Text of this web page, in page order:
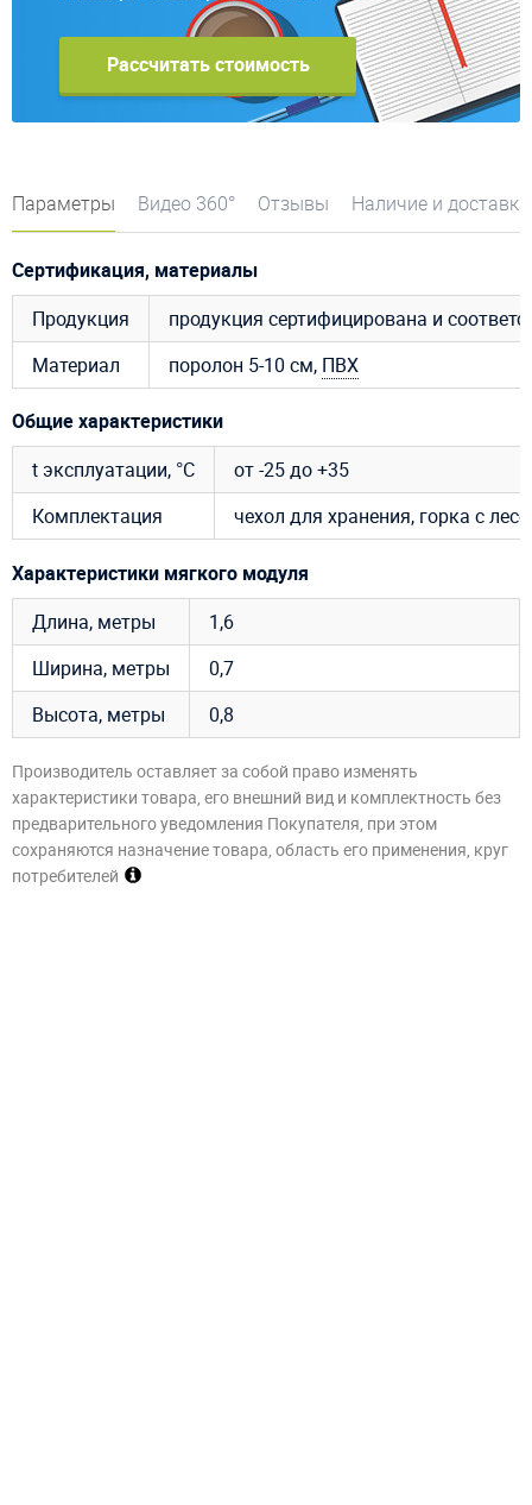
Рассчитать стоимость
Параметры Видео 360° Отзывы Наличие и доставка
Сертификация, материалы
Продукция
продукция сертифицирована и
Материал
поролон 5-10 см, ПВХ
Общие характеристики
t эксплуатации, °C
от -25 до +35
Комплектация
чехол для хранения, горка с
Характеристики мягкого модуля
Длина, метры
1,6
Ширина, метры
0,7
Высота, метры
0,8
Производитель оставляет за собой право изменять
характеристики товара, его внешний вид и комплектность без
предварительного уведомления Покупателя, при этом
сохраняются назначение товара, область его применения, круг
потребителей